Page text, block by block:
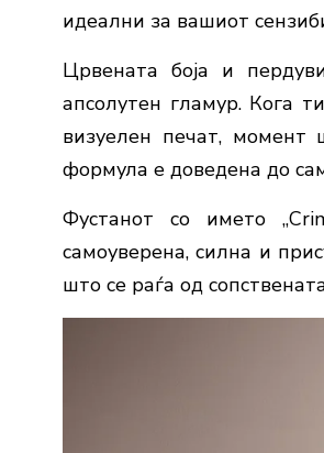
идеални за вашиот
Црвената боја и
апсолутен гламур. Кога
визуелен печат, момент
формула е доведена до
Фустанот со името
самоуверена, силна и
што се раѓа од